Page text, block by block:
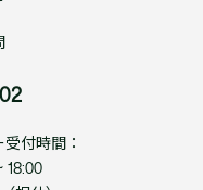
付時間：
18:00